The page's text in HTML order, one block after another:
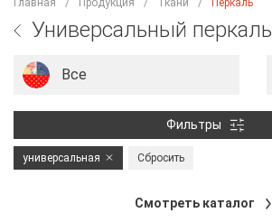
Универсальный перкаль
Все
Фильтры
универсальная Сбросить
Смотреть каталог